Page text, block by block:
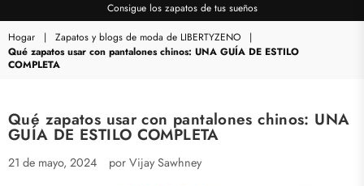
Consigue los zapatos de tus sueños
Hogar | Zapatos y blogs de moda de LIBERTYZENO
|
Qué zapatos usar con pantalones chinos: UNA GUÍA DE ESTILO
COMPLETA
Qué zapatos usar con pantalones chinos: UNA
GUÍA DE ESTILO COMPLETA
21 de mayo, 2024 por Vijay Sawhney